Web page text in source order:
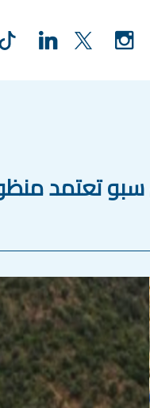
حوض سبو تعتمد